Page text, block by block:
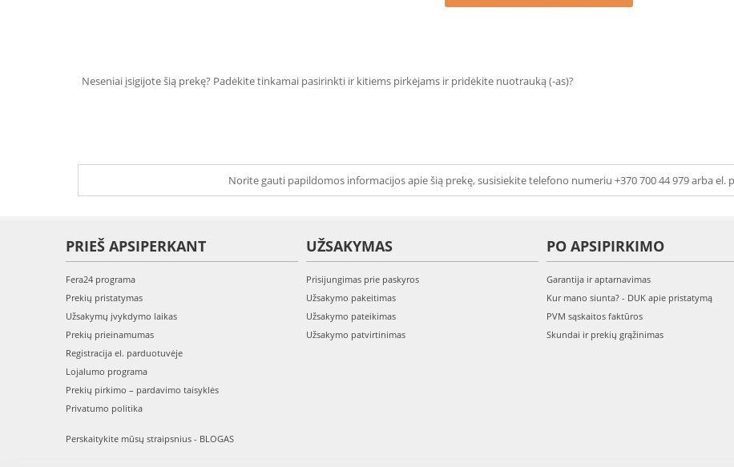
Neseniai įsigijote šią prekę? Padėkite tinkamai pasirinkti ir kitiems pirkėjams ir pridėkite nuotrauką (-as)?
Norite gauti papildomos informacijos apie šią prekę, susisiekite telefono numeriu +370 700 44 979 arba el.
PRIEŠ APSIPERKANT
Fera24 programa
Prekių pristatymas
Užsakymų įvykdymo laikas
Prekių prieinamumas
Registracija el. parduotuvėje
Lojalumo programa
Prekių pirkimo – pardavimo taisyklės
Privatumo politika
Perskaitykite mūsų straipsnius - BLOGAS
UŽSAKYMAS
Prisijungimas prie paskyros
Užsakymo pakeitimas
Užsakymo pateikimas
Užsakymo patvirtinimas
PO APSIPIRKIMO
Garantija ir aptarnavimas
Kur mano siunta? - DUK apie pristatymą
PVM sąskaitos faktūros
Skundai ir prekių grąžinimas